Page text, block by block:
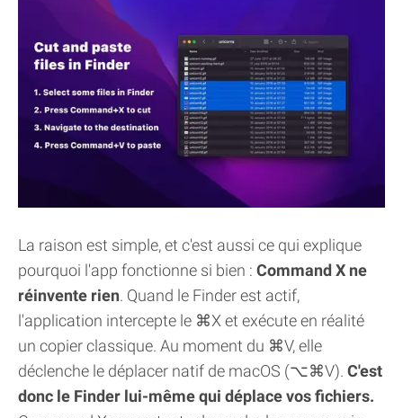
La raison est simple, et c'est aussi ce qui explique
pourquoi l'app fonctionne si bien : Command X ne
réinvente rien. Quand le Finder est actif,
l'application intercepte le ⌘X et exécute en réalité
un copier classique. Au moment du ⌘V, elle
déclenche le déplacer natif de macOS (⌥⌘V). C'est
donc le Finder lui-même qui déplace vos fichiers.